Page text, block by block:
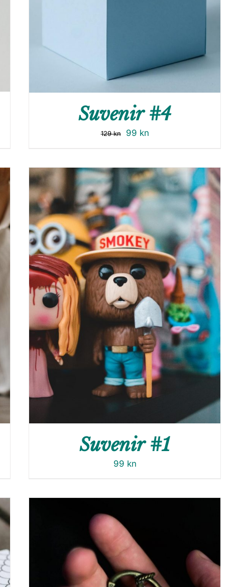
Suvenir #4
129kn 99 kn
Suvenir #1
99 kn